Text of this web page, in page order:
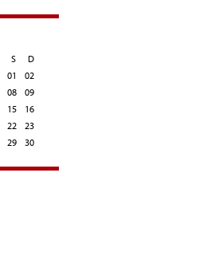
S
D
01
02
08
09
15
16
22
23
29
30